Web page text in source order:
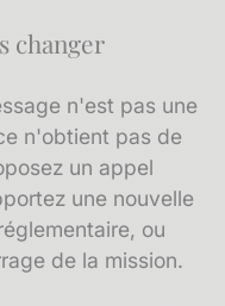
changer
n'est pas une
n'obtient pas de
un appel
une nouvelle
ou
de la mission.